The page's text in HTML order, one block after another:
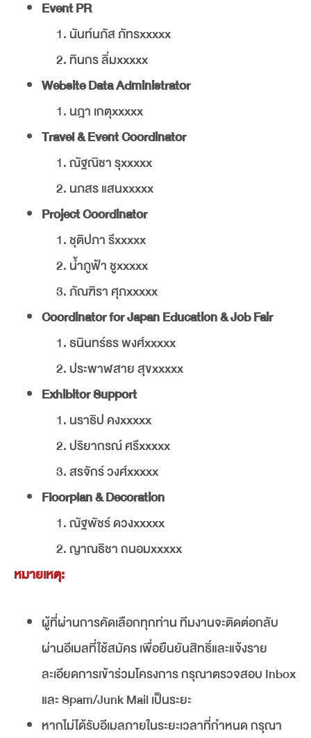
Event PR
นันท์นภัส ภัทรxxxxx
ทินกร ลิ่มxxxxx
Website Data Administrator
นฎา เกตุxxxxx
Travel & Event Coordinator
ณัฐณิชา รุxxxxx
นภสร แสนxxxxx
Project Coordinator
ชุติปภา รีxxxxx
น้ำภูฟ้า ชูxxxxx
ภัณฑิรา ศุภxxxxx
Coordinator for Japan Education & Job Fair
ธนินทร์ธร พงศ์xxxxx
ประพาฬสาย สุขxxxxx
Exhibitor Support
นราธิป คงxxxxx
ปริยากรณ์ ศรีxxxxx
สรจักร์ วงศ์xxxxx
Floorplan & Decoration
ณัฐพัชร์ ดวงxxxxx
ญาณธิชา ถนอมxxxxx
หมายเหตุ:
ผู้ที่ผ่านการคัดเลือกทุกท่าน ทีมงานจะติดต่อกลับ
ผ่านอีเมลที่ใช้สมัคร เพื่อยืนยันสิทธิ์และแจ้งราย
ละเอียดการเข้าร่วมโครงการ กรุณาตรวจสอบ Inbox
และ Spam/Junk Mail เป็นระยะ
หากไม่ได้รับอีเมลภายในระยะเวลาที่กำหนด กรุณา